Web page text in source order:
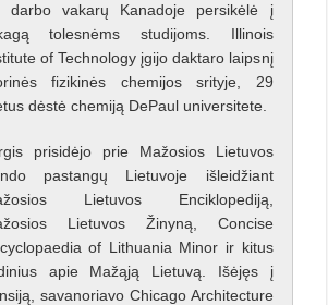
darbo vakarų Kanadoje persikėlė į
tolesnėms studijoms. Illinois
of Technology įgijo daktaro laipsnį
fizikinės chemijos srityje, 29
dėstė chemiją DePaul universitete.
prisidėjo prie Mažosios Lietuvos
pastangų Lietuvoje išleidžiant
Lietuvos Enciklopediją,
Lietuvos Žinyną, Concise
of Lithuania Minor ir kitus
apie Mažąją Lietuvą. Išėjęs į
savanoriavo Chicago Architecture